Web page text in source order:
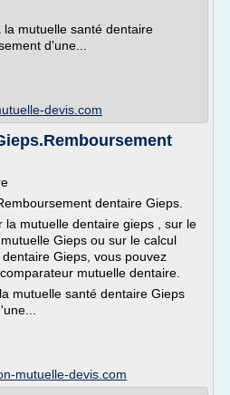
mutuelle santé dentaire
d'une...
devis.com
dentaire Gieps.
la mutuelle dentaire gieps , sur le
Gieps ou sur le calcul
Gieps, vous pouvez
mutuelle dentaire.
mutuelle santé dentaire Gieps
mutuelle-devis.com